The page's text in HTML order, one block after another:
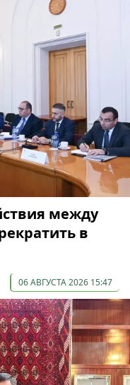
между
в
06 АВГУСТА 2026 15:47